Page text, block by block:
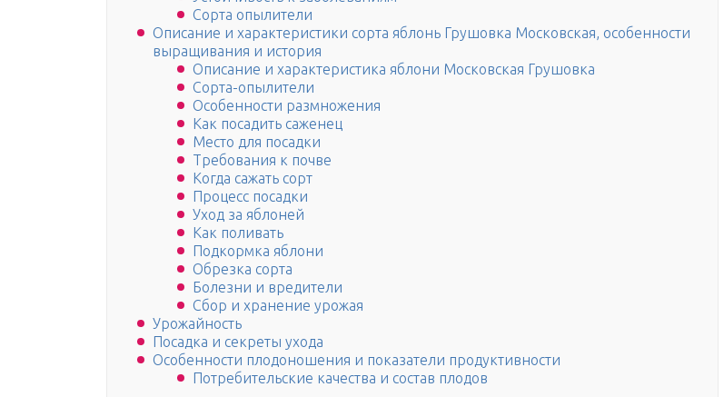
Сорта опылители
Описание и характеристики сорта яблонь Грушовка Московская, особенности
выращивания и история
Описание и характеристика яблони Московская Грушовка
Сорта-опылители
Особенности размножения
Как посадить саженец
Место для посадки
Требования к почве
Когда сажать сорт
Процесс посадки
Уход за яблоней
Как поливать
Подкормка яблони
Обрезка сорта
Болезни и вредители
Сбор и хранение урожая
Урожайность
Посадка и секреты ухода
Особенности плодоношения и показатели продуктивности
Потребительские качества и состав плодов